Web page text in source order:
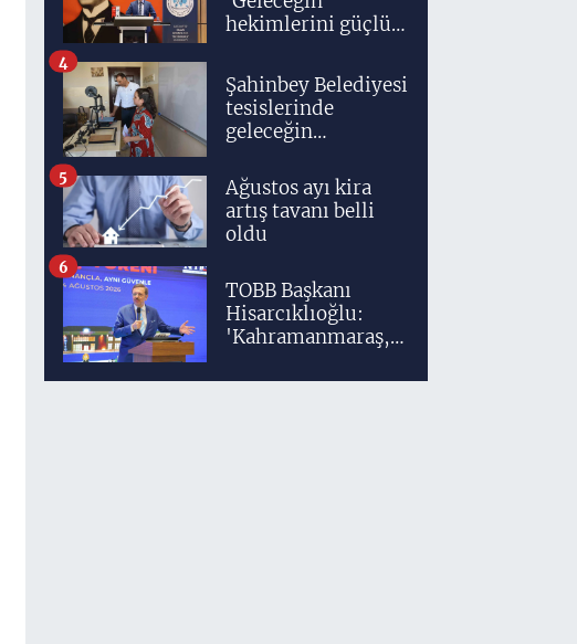
hekimlerini güçlü
klinik altyapıyla
yetiştiriyoruz'
Şahinbey Belediyesi
tesislerinde
geleceğin
teknolojiyle
yetişiyor
4
Ağustos ayı kira
artış tavanı belli
oldu
5
TOBB Başkanı
Hisarcıklıoğlu:
'Kahramanmaraş,
Türkiye
6